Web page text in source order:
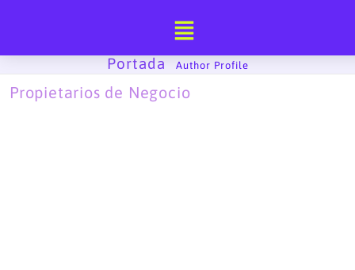
Portada
Author Profile
Propietarios de Negocio